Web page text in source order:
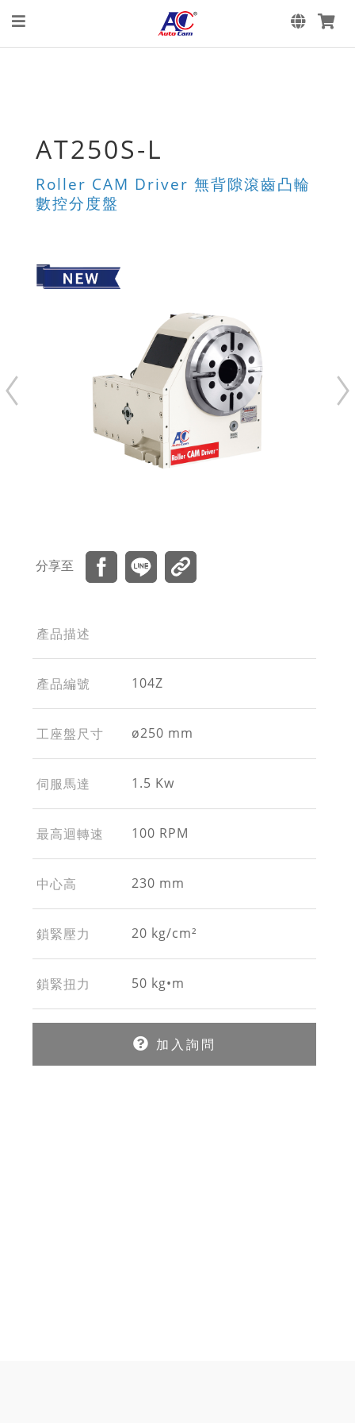
分享至
AT250S-L
Roller CAM Driver 無背隙滾齒凸輪
數控分度盤
產品描述
產品編號 104Z
工座盤尺寸 ø250 mm
伺服馬達 1.5 Kw
最高迴轉速 100 RPM
中心高 230 mm
鎖緊壓力 20 kg/cm²
鎖緊扭力 50 kg•m
加入詢問